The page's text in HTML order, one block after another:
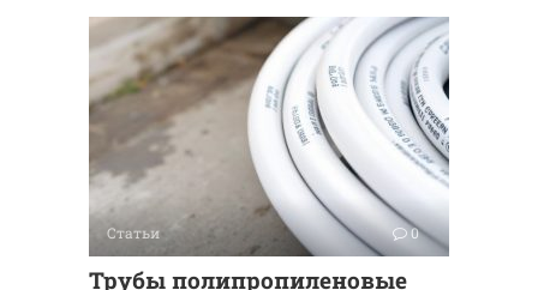
Статьи 0
Трубы полипропиленовые